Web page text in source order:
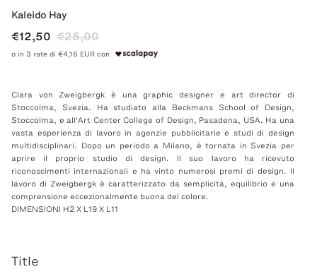
Kaleido Hay
€12,50 €25,00
o in 3 rate di €4,16 EUR con
Clara von Zweigbergk è una graphic designer e art director di
Stoccolma, Svezia. Ha studiato alla Beckmans School of Design,
Stoccolma, e all'Art Center College of Design, Pasadena, USA. Ha una
vasta esperienza di lavoro in agenzie pubblicitarie e studi di design
multidisciplinari. Dopo un periodo a Milano, è tornata in Svezia per
aprire il proprio studio di design. Il suo lavoro ha ricevuto
riconoscimenti internazionali e ha vinto numerosi premi di design. Il
lavoro di Zweigbergk è caratterizzato da semplicità, equilibrio e una
comprensione eccezionalmente buona del colore.
DIMENSIONI H2 X L19 X L11
Title